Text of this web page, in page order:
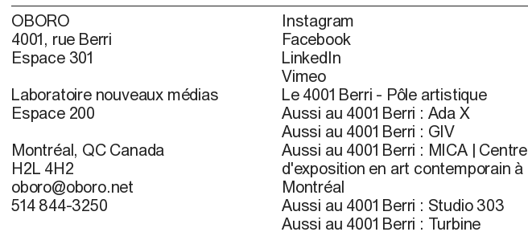
OBORO
4001, rue Berri
Espace 301
Laboratoire nouveaux médias
Espace 200
Montréal, QC Canada
H2L 4H2
oboro@oboro.net
514 844-3250
Instagram
Facebook
LinkedIn
Vimeo
Le 4001 Berri - Pôle artistique
Aussi au 4001 Berri : Ada X
Aussi au 4001 Berri : GIV
Aussi au 4001 Berri : MICA | Centre
d'exposition en art contemporain à
Montréal
Aussi au 4001 Berri : Studio 303
Aussi au 4001 Berri : Turbine